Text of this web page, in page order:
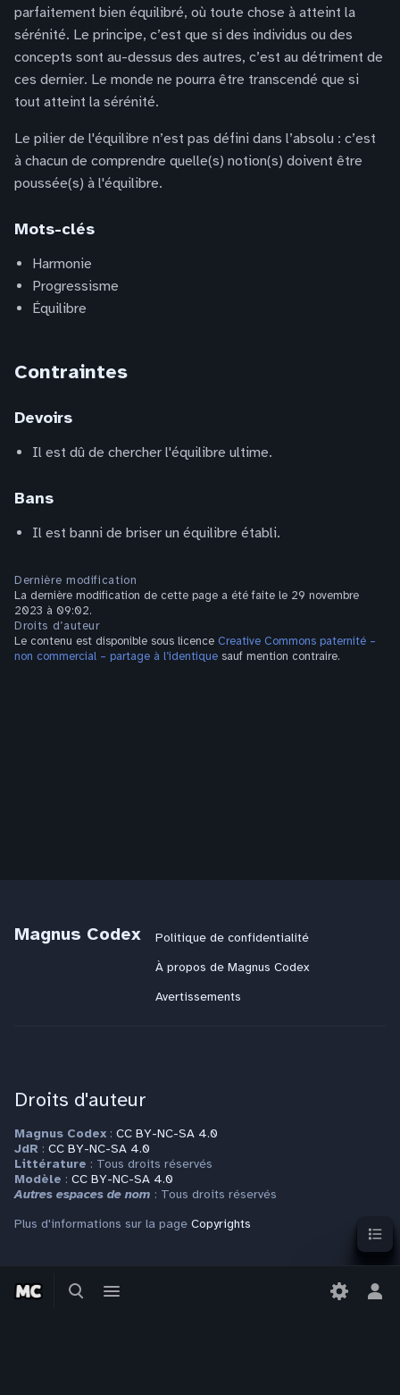
BasculerBasculer
le
parfaitement bien équilibré, où toute chose à atteint la
sérénité. Le principe, c’est que si des individus ou des
concepts sont au-dessus des autres, c’est au détriment de
ces dernier. Le monde ne pourra être transcendé que si
tout atteint la sérénité.
Le pilier de l'équilibre n’est pas défini dans l’absolu : c’est
à chacun de comprendre quelle(s) notion(s) doivent être
poussée(s) à l'équilibre.
Mots-clés
Harmonie
Progressisme
Équilibre
Contraintes
Devoirs
Il est dû de chercher l'équilibre ultime.
Bans
Il est banni de briser un équilibre établi.
Dernière modification
La dernière modification de cette page a été faite le 29 novembre
2023 à 09:02.
Droits d’auteur
Le contenu est disponible sous licence Creative Commons paternité –
non commercial – partage à l’identique sauf mention contraire.
Magnus Codex
Politique de confidentialité
À propos de Magnus Codex
Avertissements
Droits d'auteur
Magnus Codex : CC BY-NC-SA 4.0
JdR : CC BY-NC-SA 4.0
Littérature : Tous droits réservés
Modèle : CC BY-NC-SA 4.0
Autres espaces de nom : Tous droits réservés
Plus d'informations sur la page Copyrights
Contact